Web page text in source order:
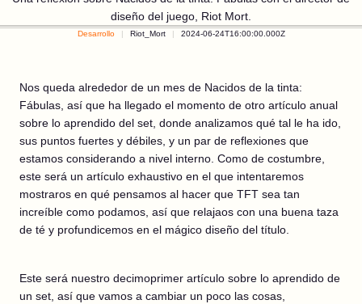
diseño del juego, Riot Mort.
Desarrollo Riot_Mort 2024-06-24T16:00:00.000Z
Nos queda alrededor de un mes de Nacidos de la tinta:
Fábulas, así que ha llegado el momento de otro artículo anual
sobre lo aprendido del set, donde analizamos qué tal le ha ido,
sus puntos fuertes y débiles, y un par de reflexiones que
estamos considerando a nivel interno. Como de costumbre,
este será un artículo exhaustivo en el que intentaremos
mostraros en qué pensamos al hacer que TFT sea tan
increíble como podamos, así que relajaos con una buena taza
de té y profundicemos en el mágico diseño del título.
Este será nuestro decimoprimer artículo sobre lo aprendido de
un set, así que vamos a cambiar un poco las cosas,